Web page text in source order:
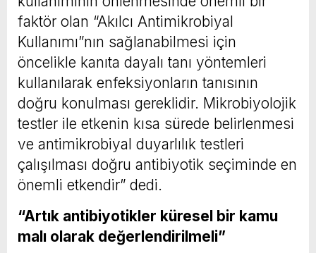
faktör olan “Akılcı Antimikrobiyal
Kullanımı”nın sağlanabilmesi için
öncelikle kanıta dayalı tanı yöntemleri
kullanılarak enfeksiyonların tanısının
doğru konulması gereklidir. Mikrobiyolojik
testler ile etkenin kısa sürede belirlenmesi
ve antimikrobiyal duyarlılık testleri
çalışılması doğru antibiyotik seçiminde en
önemli etkendir” dedi.
“Artık antibiyotikler küresel bir kamu
malı olarak değerlendirilmeli”